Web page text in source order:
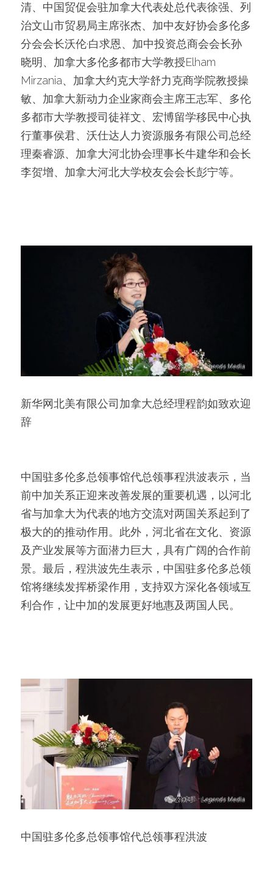
清、中国贸促会驻加拿大代表处总代表徐强、列
治文山市贸易局主席张杰、加中友好协会多伦多
分会会长沃伦·白求恩、加中投资总商会会长孙
晓明、加拿大多伦多都市大学教授Elham
Mirzania、加拿大约克大学舒力克商学院教授操
敏、加拿大新动力企业家商会主席王志军、多伦
多都市大学教授司徒祥文、宏博留学移民中心执
行董事侯君、沃仕达人力资源服务有限公司总经
理秦睿源、加拿大河北协会理事长牛建华和会长
李贺增、加拿大河北大学校友会会长彭宁等。
新华网北美有限公司加拿大总经理程韵如致欢迎
辞
中国驻多伦多总领事馆代总领事程洪波表示，当
前中加关系正迎来改善发展的重要机遇，以河北
省与加拿大为代表的地方交流对两国关系起到了
极大的的推动作用。此外，河北省在文化、资源
及产业发展等方面潜力巨大，具有广阔的合作前
景。最后，程洪波先生表示，中国驻多伦多总领
馆将继续发挥桥梁作用，支持双方深化各领域互
利合作，让中加的发展更好地惠及两国人民。
中国驻多伦多总领事馆代总领事程洪波